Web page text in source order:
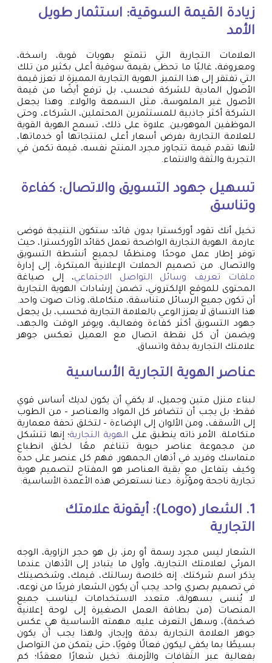
زيادة القيمة السوقية: استثمار طويل
الأمد
العلامات التجارية التي تتمتع بهويات قوية، راسخة،
ومعروفة، غالبًا ما تحظى بقيمة سوقية أعلى بكثير من تلك
التي تفتقر إلى هذا التميز. الهوية التجارية المميزة لا تعزز قيمة
الأصول المادية للشركة فحسب، بل ترفع أيضًا من قيمة
الأصول غير الملموسة، مثل السمعة والولاء. وهذا يجعل
الشركة أكثر جاذبية للمستثمرين المحتملين، الشركاء، وحتى
الموظفين الموهوبين. علاوة على ذلك، تسمح الهوية القوية
للعلامة التجارية بفرض أسعار أعلى لمنتجاتها أو خدماتها،
لأنها تقدم قيمة تتجاوز مجرد المنتج نفسه، قيمة تكمن في
التجربة والثقة والانتماء.
تسهيل جهود التسويق والاتصال: كفاءة
وتناسق
تخيل أنك تقود أوركسترا بدون قائد؛ ستكون النتيجة فوضى
عارمة. الهوية التجارية الواضحة تعمل كقائد الأوركسترا، حيث
توفر إطار عمل موحدًا ومنظمًا لجميع أنشطة التسويق
والاتصال. من تصميم الحملات الإعلانية المبتكرة، إلى إدارة
ملفات تعريف وسائل التواصل الاجتماعي، إلى صياغة
المحتوى للموقع الإلكتروني، تضمن إرشادات الهوية التجارية
أن تكون جميع الرسائل متناسقة، متكاملة، وذات صوت واحد.
هذا الاتساق لا يعزز الوعي بالعلامة التجارية فحسب، بل يجعل
جهود التسويق أكثر كفاءة وفعالية، ويوفر الوقت والجهد،
ويضمن أن كل نقطة اتصال مع العميل تعكس جوهر
علامتك التجارية بدقة واتساق.
عناصر الهوية التجارية الأساسية
لبناء منزل متين وجميل، لا يكفي أن يكون لديك أساس قوي
فقط؛ بل يجب أن تتضافر كل المواد والعناصر – من الطوب
إلى الأسقف، ومن الألوان إلى الإضاءة – لتخلق تحفة معمارية
متكاملة. الأمر ذاته ينطبق على الهوية التجارية؛ إنها تتشكل
من مجموعة عناصر حيوية تتناغم معًا لخلق انطباع
متماسك وفريد في أذهان الجمهور. فهم كل عنصر على حدة
وكيف يتفاعل مع بقية العناصر هو المفتاح لتصميم هوية
تجارية ناجحة ومؤثرة. دعنا نستعرض هذه الأعمدة الأساسية:
1. الشعار (Logo): أيقونة علامتك
التجارية
الشعار ليس مجرد رسمة أو رمز، بل هو حجر الزاوية، الوجه
المرئي لعلامتك التجارية، وأول ما يتبادر إلى الأذهان عندما
يذكر اسم شركتك. إنه خلاصة رسالتك، قيمك، وشخصيتك
في تصميم بصري واحد. يجب أن يكون الشعار فريدًا من نوعه،
لا يُنسى بسهولة، متعدد الاستخدامات ليناسب جميع
المنصات (من بطاقة العمل الصغيرة إلى لوحة إعلانية
ضخمة)، وسهل التعرف عليه. مهمته الأساسية هي عكس
جوهر العلامة التجارية بدقة وإيجاز، ولهذا يجب أن يكون
بسيطًا بما يكفي ليكون فعالًا وقويًا، حتى يتمكن من التواصل
بفعالية عبر الثقافات والأزمنة. تخيل شعارًا معقدًا؛ كم